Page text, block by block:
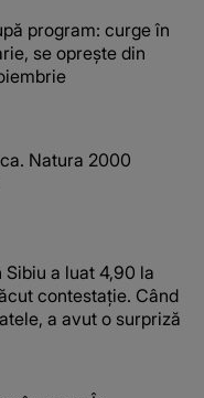
program: curge în
se oprește din
Natura 2000
a luat 4,90 la
contestație. Când
a avut o surpriză